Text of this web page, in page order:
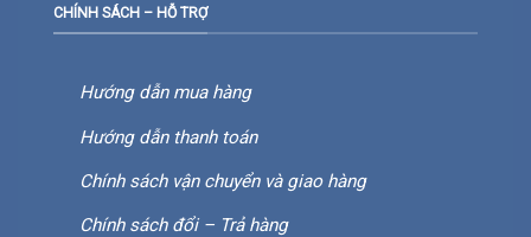
CHÍNH SÁCH – HỖ TRỢ
Hướng dẫn mua hàng
Hướng dẫn thanh toán
Chính sách vận chuyển và giao hàng
Chính sách đổi – Trả hàng